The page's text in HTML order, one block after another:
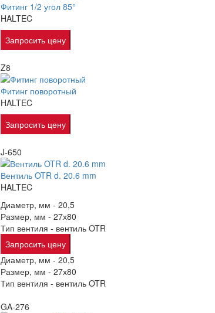
Фитинг 1/2 угол 85°
HALTEC
Запросить цену
Z8
Фитинг поворотный
HALTEC
Запросить цену
J-650
Вентиль OTR d. 20.6 mm
HALTEC
Диаметр, мм -20,5
Размер, мм -27х80
Тип вентиля - вентиль OTR
Запросить цену
Диаметр, мм -20,5
Размер, мм -27х80
Тип вентиля - вентиль OTR
GA-276